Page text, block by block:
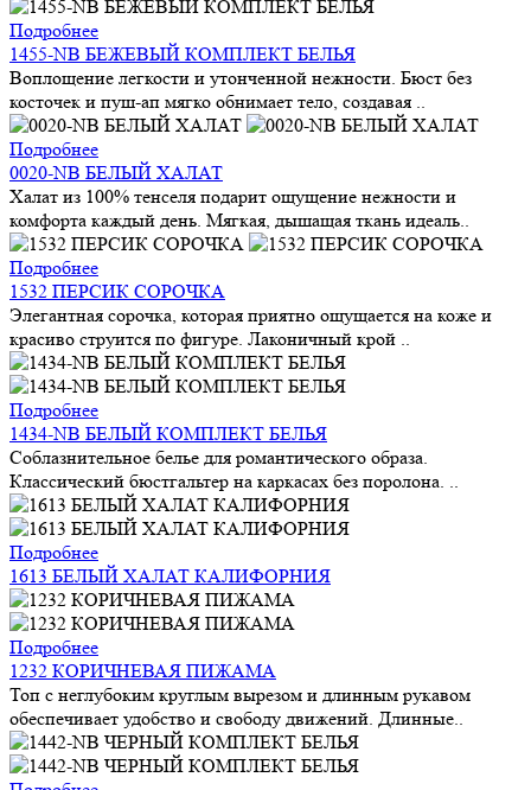
Подробнее
1455-NB БЕЖЕВЫЙ КОМПЛЕКТ БЕЛЬЯ
Воплощение легкости и утонченной нежности. Бюст без
косточек и пуш-ап мягко обнимает тело, создавая ..
Подробнее
0020-NB БЕЛЫЙ ХАЛАТ
Халат из 100% тенселя подарит ощущение нежности и
комфорта каждый день. Мягкая, дышащая ткань идеаль..
Подробнее
1532 ПЕРСИК СОРОЧКА
Элегантная сорочка, которая приятно ощущается на коже и
красиво струится по фигуре. Лаконичный крой ..
Подробнее
1434-NB БЕЛЫЙ КОМПЛЕКТ БЕЛЬЯ
Соблазнительное белье для романтического образа.
Классический бюстгальтер на каркасах без поролона. ..
Подробнее
1613 БЕЛЫЙ ХАЛАТ КАЛИФОРНИЯ
Подробнее
1232 КОРИЧНЕВАЯ ПИЖАМА
Топ с неглубоким круглым вырезом и длинным рукавом
обеспечивает удобство и свободу движений. Длинные..